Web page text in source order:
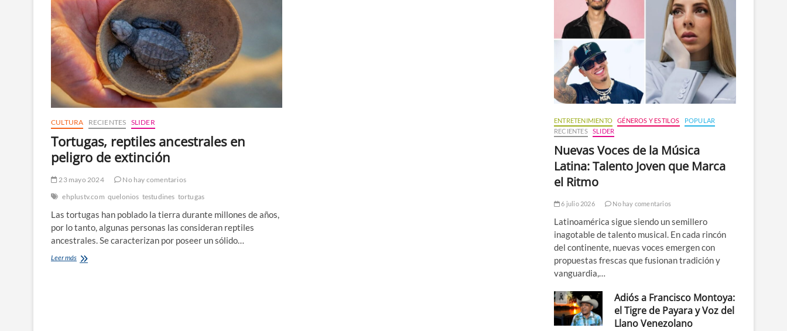
n
ú
CULTURA RECIENTES SLIDER
Tortugas, reptiles ancestrales en
peligro de extinción
23 mayo 2024
No hay comentarios
ehplustv.com quelonios testudines tortugas
Las tortugas han poblado la tierra durante millones de años,
por lo tanto, algunas personas las consideran reptiles
ancestrales. Se caracterizan por poseer un sólido…
Leer másTortugas,
ENTRETENIMIENTO GÉNEROS Y ESTILOS
POPULAR
RECIENTES
SLIDER
Nuevas Voces de la Música
Latina: Talento Joven que Marca
el Ritmo
6 julio 2026 No hay comentarios
Latinoamérica sigue siendo un semillero
inagotable de talento musical. En cada rincón
del continente, nuevas voces emergen con
propuestas frescas que fusionan tradición y
vanguardia,…
Adiós a Francisco Montoya:
el Tigre de Payara y Voz del
Llano Venezolano